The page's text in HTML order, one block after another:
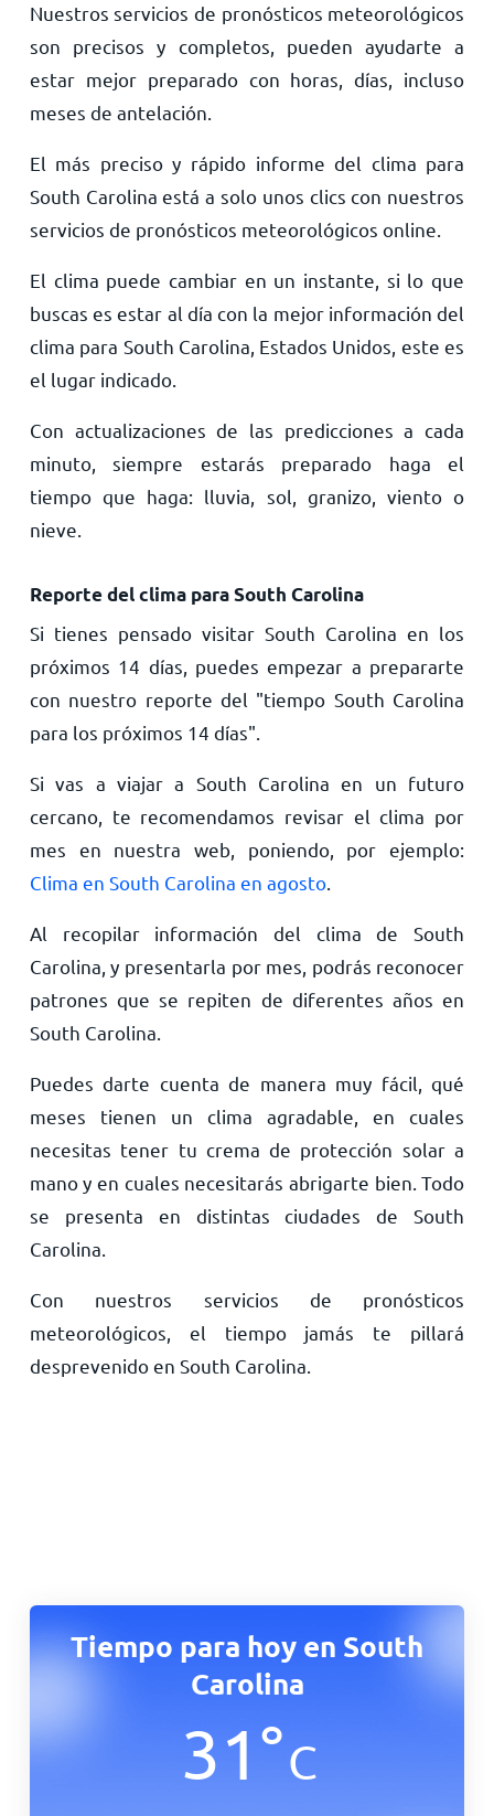
Nuestros servicios de pronósticos meteorológicos
son precisos y completos, pueden ayudarte a
estar mejor preparado con horas, días, incluso
meses de antelación.
El más preciso y rápido informe del clima para
South Carolina está a solo unos clics con nuestros
servicios de pronósticos meteorológicos online.
El clima puede cambiar en un instante, si lo que
buscas es estar al día con la mejor información del
clima para South Carolina, Estados Unidos, este es
el lugar indicado.
Con actualizaciones de las predicciones a cada
minuto, siempre estarás preparado haga el
tiempo que haga: lluvia, sol, granizo, viento o
nieve.
Reporte del clima para South Carolina
Si tienes pensado visitar South Carolina en los
próximos 14 días, puedes empezar a prepararte
con nuestro reporte del "tiempo South Carolina
para los próximos 14 días".
Si vas a viajar a South Carolina en un futuro
cercano, te recomendamos revisar el clima por
mes en nuestra web, poniendo, por ejemplo:
Clima en South Carolina en agosto.
Al recopilar información del clima de South
Carolina, y presentarla por mes, podrás reconocer
patrones que se repiten de diferentes años en
South Carolina.
Puedes darte cuenta de manera muy fácil, qué
meses tienen un clima agradable, en cuales
necesitas tener tu crema de protección solar a
mano y en cuales necesitarás abrigarte bien. Todo
se presenta en distintas ciudades de South
Carolina.
Con nuestros servicios de pronósticos
meteorológicos, el tiempo jamás te pillará
desprevenido en South Carolina.
Tiempo para hoy en South
Carolina
31°C